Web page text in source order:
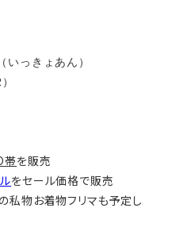
っきょあん）
帯を販売
をセール価格で販売
私物お着物フリマも予定し